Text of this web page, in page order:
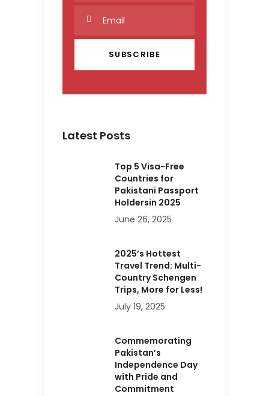
Latest Posts
Top 5 Visa-Free
Countries for
Pakistani Passport
Holdersin 2025
June 26, 2025
2025’s Hottest
Travel Trend: Multi-
Country Schengen
Trips, More for Less!
July 19, 2025
Commemorating
Pakistan’s
Independence Day
with Pride and
Commitment